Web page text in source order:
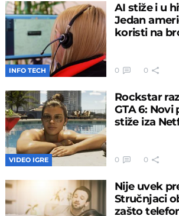
INFO TECH
AI stiže i u
Jedan
koristi na
0 0
VIDEO IGRE
Rockstar
GTA 6:
stiže iza
0 0
Nije uvek
Stručnjaci
zašto